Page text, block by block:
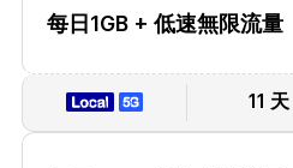
每日1GB + 低速無限流量
11 天